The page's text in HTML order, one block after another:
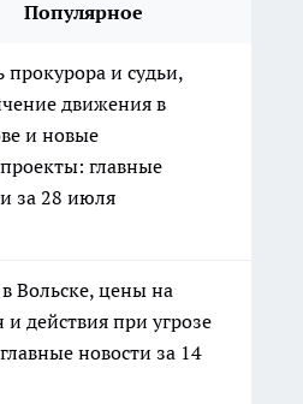
Популярное
прокурора и судьи,
движения в
и новые
главные
за 28 июля
Вольске, цены на
и действия при угрозе
новости за 14